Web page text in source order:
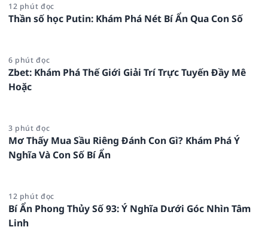
12 phút đọc
Thần số học Putin: Khám Phá Nét Bí Ẩn Qua Con Số
6 phút đọc
Zbet: Khám Phá Thế Giới Giải Trí Trực Tuyến Đầy Mê
Hoặc
3 phút đọc
Mơ Thấy Mua Sầu Riêng Đánh Con Gì? Khám Phá Ý
Nghĩa Và Con Số Bí Ẩn
12 phút đọc
Bí Ẩn Phong Thủy Số 93: Ý Nghĩa Dưới Góc Nhìn Tâm
Linh